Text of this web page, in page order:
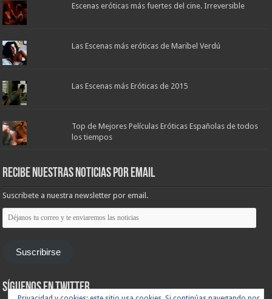
Escenas eróticas más fuertes del cine. Irreversible
Las Escenas más eróticas de Maribel Verdú
Las Escenas más Eróticas de 2015
Top de Mejores Películas Eróticas Españolas de todos
los tiempos
Recibe nuestras noticias por email
Suscribete a nuestra newsletter por email.
Déjanos
tu
correo
enviaremos
Suscribirse
Síguenos en Twitter